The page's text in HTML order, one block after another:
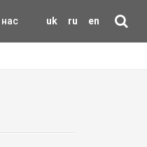
uk ru en